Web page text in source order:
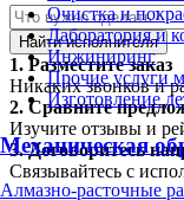
Очистка и
Лаборатория и
Инжиниринг
Прочие услуги
Изготовление
Механическая
Алмазно-расточные
Найти исполнителя
1. Разместите заказ
Никаких звонков и
2. Сравните
Изучите отзывы и
3.Договоритесь
Связывайтесь с